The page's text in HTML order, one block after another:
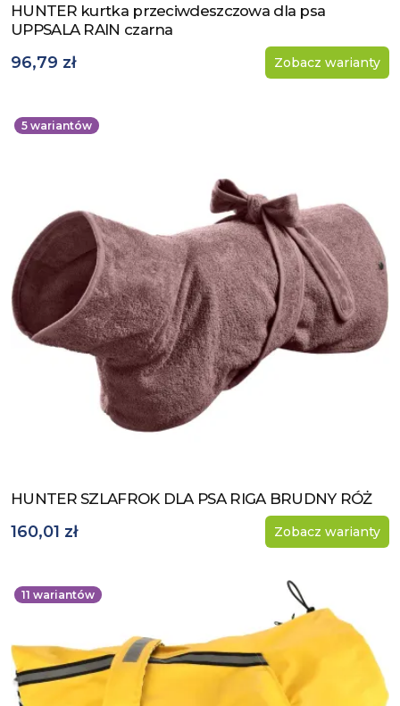
Zobacz produkt
HUNTER kurtka przeciwdeszczowa dla psa
UPPSALA RAIN czarna
96,79 zł Zobacz warianty
5 wariantów
Zobacz produkt
HUNTER SZLAFROK DLA PSA RIGA BRUDNY RÓŻ
160,01 zł Zobacz warianty
11 wariantów